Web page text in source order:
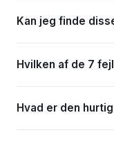
Kan jeg finde
Hvilken af de 7
Hvad er den